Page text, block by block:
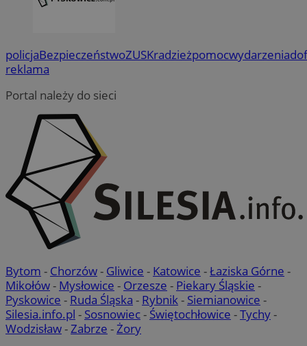
policjaBezpieczeństwoZUSKradzieżpomocwydarzenia
reklama
Portal należy do sieci
Bytom - Chorzów- Gliwice - Katowice -Łaziska Górne -
Mikołów- Mysłowice - Orzesze - Piekary Śląskie -
Pyskowice - Ruda Śląska - Rybnik- Siemianowice -
Silesia.info.pl - Sosnowiec- Świętochłowice -Tychy-
Wodzisław-Zabrze -Żory